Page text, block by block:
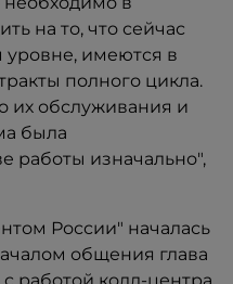
на то, что сейчас
уровне, имеются в
полного цикла.
их обслуживания и
была
работы изначально",
России" началась
общения глава